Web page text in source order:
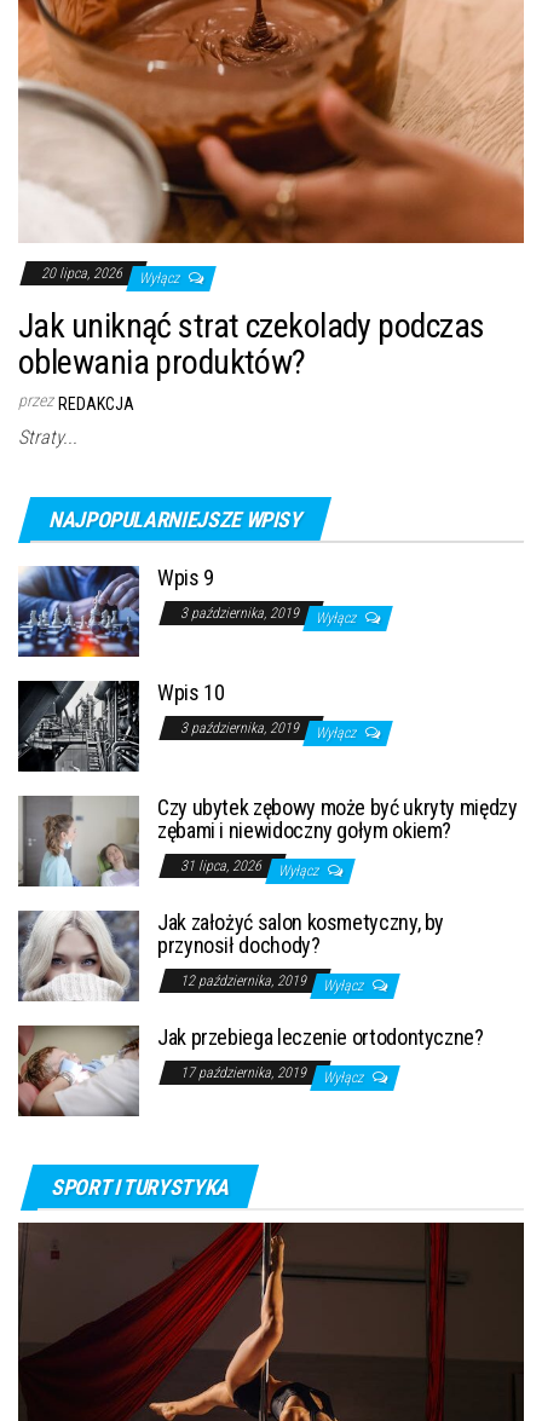
20 lipca, 2026 Wyłącz
Jak uniknąć strat czekolady podczas
oblewania produktów?
przez REDAKCJA
Straty...
NAJPOPULARNIEJSZE WPISY
Wpis 9
3 października, 2019 Wyłącz
Wpis 10
3 października, 2019 Wyłącz
Czy ubytek zębowy może być ukryty między
zębami i niewidoczny gołym okiem?
31 lipca, 2026 Wyłącz
Jak założyć salon kosmetyczny, by
przynosił dochody?
12 października, 2019 Wyłącz
Jak przebiega leczenie ortodontyczne?
17 października, 2019 Wyłącz
SPORT I TURYSTYKA